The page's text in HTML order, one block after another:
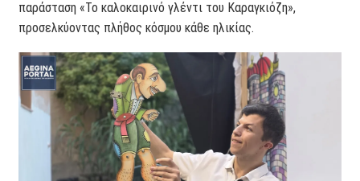
παράσταση «Το καλοκαιρινό γλέντι του Καραγκιόζη»,
προσελκύοντας πλήθος κόσμου κάθε ηλικίας.